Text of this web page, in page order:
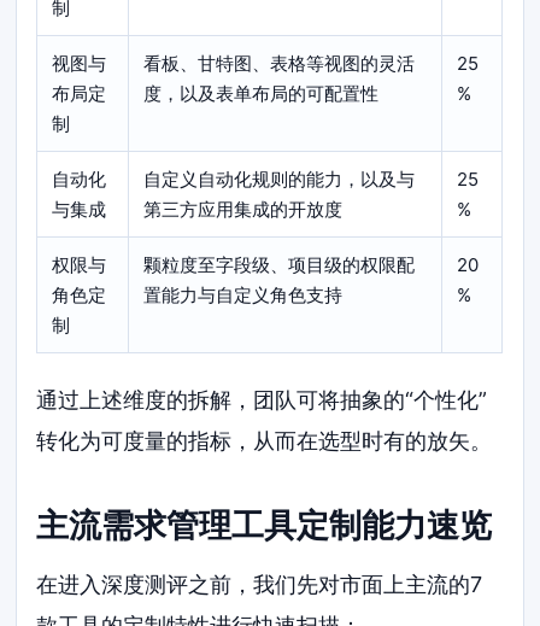
制
视图与
布局定
制
看板、甘特图、表格等视图的灵活
度，以及表单布局的可配置性
25
%
自动化
与集成
自定义自动化规则的能力，以及与
第三方应用集成的开放度
25
%
权限与
角色定
制
颗粒度至字段级、项目级的权限配
置能力与自定义角色支持
20
%
通过上述维度的拆解，团队可将抽象的“个性化”
转化为可度量的指标，从而在选型时有的放矢。
主流需求管理工具定制能力速览
在进入深度测评之前，我们先对市面上主流的7